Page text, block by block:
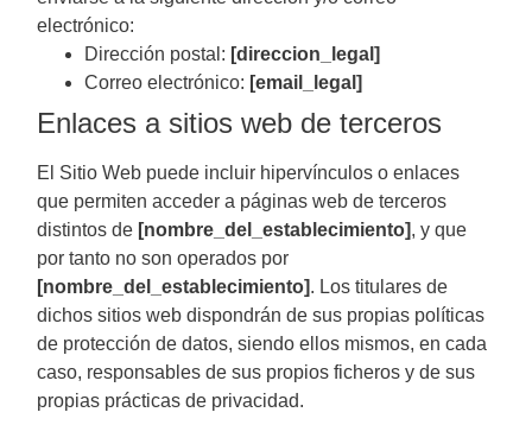
electrónico:
Dirección postal: [direccion_legal]
Correo electrónico: [email_legal]
Enlaces a sitios web de terceros
El Sitio Web puede incluir hipervínculos o enlaces
que permiten acceder a páginas web de terceros
distintos de [nombre_del_establecimiento], y que
por tanto no son operados por
[nombre_del_establecimiento]. Los titulares de
dichos sitios web dispondrán de sus propias políticas
de protección de datos, siendo ellos mismos, en cada
caso, responsables de sus propios ficheros y de sus
propias prácticas de privacidad.